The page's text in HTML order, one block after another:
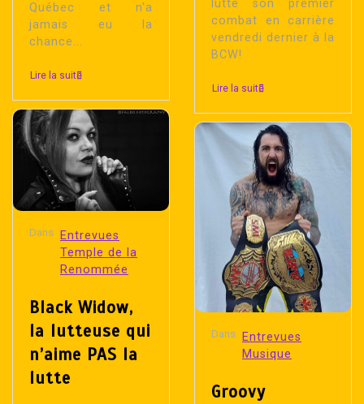
Québec et n'a
jamais eu la
chance...
Lire la suite
Dans
Entrevues
Temple de la
Renommée
Black Widow,
la lutteuse qui
n’aime PAS la
lutte
lutté son premier
combat en carrière
vendredi dernier à la
BCW!
Lire la suite
Dans
Entrevues
Musique
Groovy